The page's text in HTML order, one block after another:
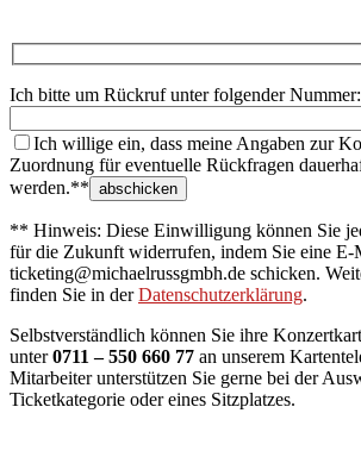
Ich bitte um Rückruf unter folgender Nummer:
Ich willige ein, dass meine Angaben zur
Zuordnung für eventuelle Rückfragen
werden.**
** Hinweis: Diese Einwilligung können Sie
für die Zukunft widerrufen, indem Sie eine E-
ticketing@michaelrussgmbh.de schicken.
finden Sie in derDatenschutzerklärung.
Selbstverständlich können Sie ihre
unter0711 – 550 660 77 an unserem
Mitarbeiter unterstützen Sie gerne bei der
Ticketkategorie oder eines Sitzplatzes.